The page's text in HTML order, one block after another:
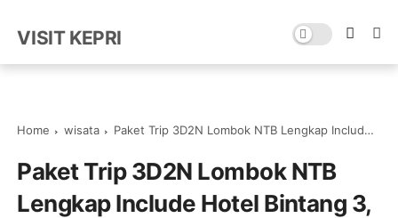
VISIT KEPRI
Home wisata Paket Trip 3D2N Lombok NTB Lengkap Include Hotel Bintang 3, Makan 5 Kali, Transportasi, Gili Trawangan, Sirkuit Mandalika, Pantai Selong Belanak & Islamic Center – Booking WA 0821-8685-2221
Paket Trip 3D2N Lombok NTB
Lengkap Include Hotel Bintang 3,